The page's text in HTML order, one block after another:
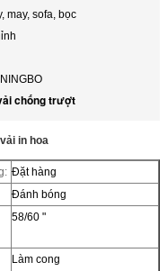
may, sofa, bọc
chống trượt
in hoa
Đặt hàng
Đánh bóng
58/60 "
Làm cong